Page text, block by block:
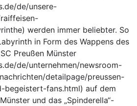
de/unsere-
werden immer beliebter. So
in Form des Wappens des
Preußen Münster
de/unternehmen/newsroom-
detailpage/preussen-
begeistert-fans.html) auf dem
und das „Spinderella“-